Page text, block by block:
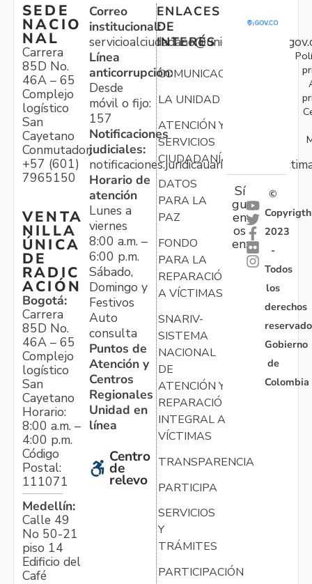
SEDE
NACIO
NAL
Carrera
85D No.
46A – 65
Complejo
logístico
San
Cayetano
Conmutador:
+57 (601)
7965150
VENTA
NILLA
ÚNICA
DE
RADIC
ACIÓN
Bogotá:
Carrera
85D No.
46A – 65
Complejo
logístico
San
Cayetano
Horario:
8:00 a.m. –
4:00 p.m.
Código
Postal:
111071
Medellín:
Calle 49
No 50-21
piso 14
Edificio del
Café
Correo
institucional:
Línea
anticorrupción:
Desde
móvil o fijo:
157
Notificaciones
judiciales:
Horario de
atención
Lunes a
viernes
8:00 a.m. –
6:00 p.m.
Sábado,
Domingo y
Festivos
Auto
consulta
Puntos de
Atención y
Centros
Regionales
Unidad en
línea
Centro
de
relevo
ENLACES
DE
INTERÉS
COMUNICACIONES
LA UNIDAD
ATENCIÓN Y
SERVICIOS
CIUDADANÍA
DATOS
PARA LA
PAZ
FONDO
PARA LA
REPARACIÓN
A VÍCTIMAS
SNARIV-
SISTEMA
NACIONAL
DE
ATENCIÓN Y
REPARACIÓN
INTEGRAL A
VÍCTIMAS
TRANSPARENCIA
PARTICIPA
SERVICIOS
Y
TRÁMITES
PARTICIPACIÓN
Sí
gu
en
os
en:
©
Copyrigth
2023
-
Todos
los
derechos
Gobierno
de
Colombia